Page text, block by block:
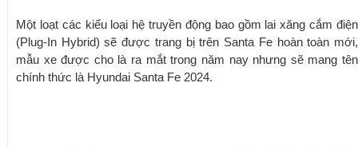
Một loạt các kiểu loại hệ truyền động bao gồm lai xăng cắm điện
(Plug-In Hybrid) sẽ được trang bị trên Santa Fe hoàn toàn mới,
mẫu xe được cho là ra mắt trong năm nay nhưng sẽ mang tên
chính thức là Hyundai Santa Fe 2024.